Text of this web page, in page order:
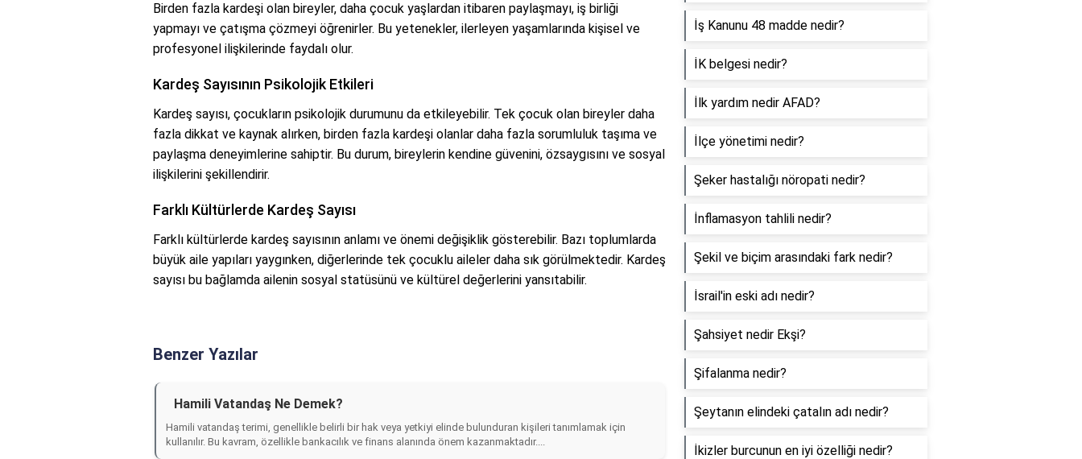
Birden fazla kardeşi olan bireyler, daha çocuk yaşlardan itibaren paylaşmayı, iş birliği
yapmayı ve çatışma çözmeyi öğrenirler. Bu yetenekler, ilerleyen yaşamlarında kişisel ve
profesyonel ilişkilerinde faydalı olur.
Kardeş Sayısının Psikolojik Etkileri
Kardeş sayısı, çocukların psikolojik durumunu da etkileyebilir. Tek çocuk olan bireyler daha
fazla dikkat ve kaynak alırken, birden fazla kardeşi olanlar daha fazla sorumluluk taşıma ve
paylaşma deneyimlerine sahiptir. Bu durum, bireylerin kendine güvenini, özsaygısını ve sosyal
ilişkilerini şekillendirir.
Farklı Kültürlerde Kardeş Sayısı
Farklı kültürlerde kardeş sayısının anlamı ve önemi değişiklik gösterebilir. Bazı toplumlarda
büyük aile yapıları yaygınken, diğerlerinde tek çocuklu aileler daha sık görülmektedir. Kardeş
sayısı bu bağlamda ailenin sosyal statüsünü ve kültürel değerlerini yansıtabilir.
Benzer Yazılar
Hamili Vatandaş Ne Demek?
Hamili vatandaş terimi, genellikle belirli bir hak veya yetkiyi elinde bulunduran kişileri tanımlamak için
kullanılır. Bu kavram, özellikle bankacılık ve finans alanında önem kazanmaktadır....
İş Kanunu 48 madde nedir?
İK belgesi nedir?
İlk yardım nedir AFAD?
İlçe yönetimi nedir?
Şeker hastalığı nöropati nedir?
İnflamasyon tahlili nedir?
Şekil ve biçim arasındaki fark nedir?
İsrail'in eski adı nedir?
Şahsiyet nedir Ekşi?
Şifalanma nedir?
Şeytanın elindeki çatalın adı nedir?
İkizler burcunun en iyi özelliği nedir?